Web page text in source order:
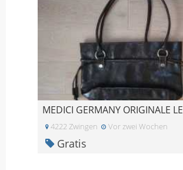
4222 Zwingen Vor zwei Wochen
Gratis